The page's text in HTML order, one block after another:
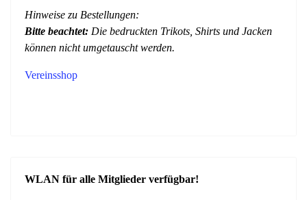
Hinweise zu Bestellungen:
Bitte beachtet: Die bedruckten Trikots, Shirts und Jacken
können nicht umgetauscht werden.
Vereinsshop
WLAN für alle Mitglieder verfügbar!